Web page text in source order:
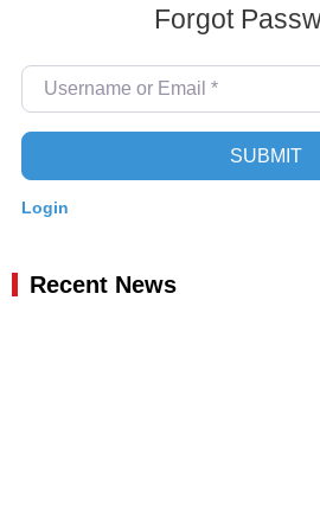
Forgot
Username or Email*
SUBMIT
Login
Recent News